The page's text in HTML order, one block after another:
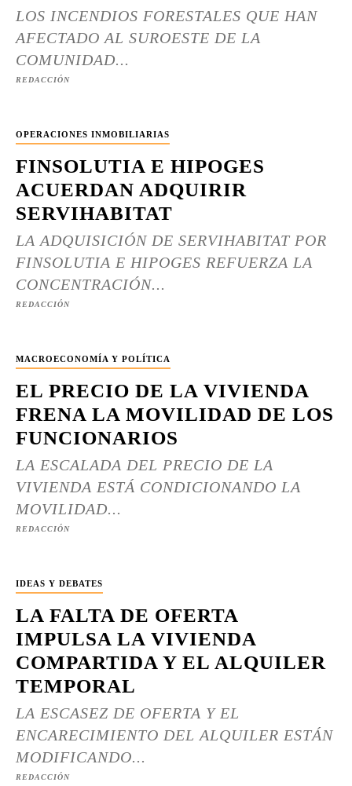
LOS INCENDIOS FORESTALES QUE HAN
AFECTADO AL SUROESTE DE LA
COMUNIDAD...
REDACCIÓN
OPERACIONES INMOBILIARIAS
FINSOLUTIA E HIPOGES
ACUERDAN ADQUIRIR
SERVIHABITAT
LA ADQUISICIÓN DE SERVIHABITAT POR
FINSOLUTIA E HIPOGES REFUERZA LA
CONCENTRACIÓN...
REDACCIÓN
MACROECONOMÍA Y POLÍTICA
EL PRECIO DE LA VIVIENDA
FRENA LA MOVILIDAD DE LOS
FUNCIONARIOS
LA ESCALADA DEL PRECIO DE LA
VIVIENDA ESTÁ CONDICIONANDO LA
MOVILIDAD...
REDACCIÓN
IDEAS Y DEBATES
LA FALTA DE OFERTA
IMPULSA LA VIVIENDA
COMPARTIDA Y EL ALQUILER
TEMPORAL
LA ESCASEZ DE OFERTA Y EL
ENCARECIMIENTO DEL ALQUILER ESTÁN
MODIFICANDO...
REDACCIÓN